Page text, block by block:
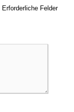
Erforderliche Felder